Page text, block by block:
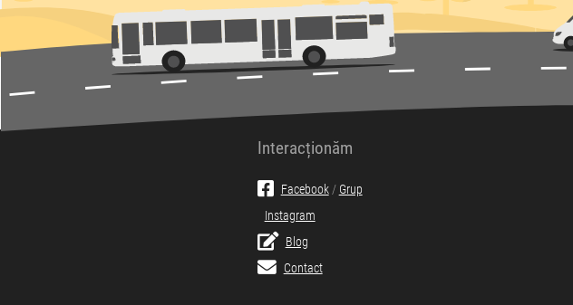
Interacționăm
Facebook/ Grup
Instagram
Blog
Contact